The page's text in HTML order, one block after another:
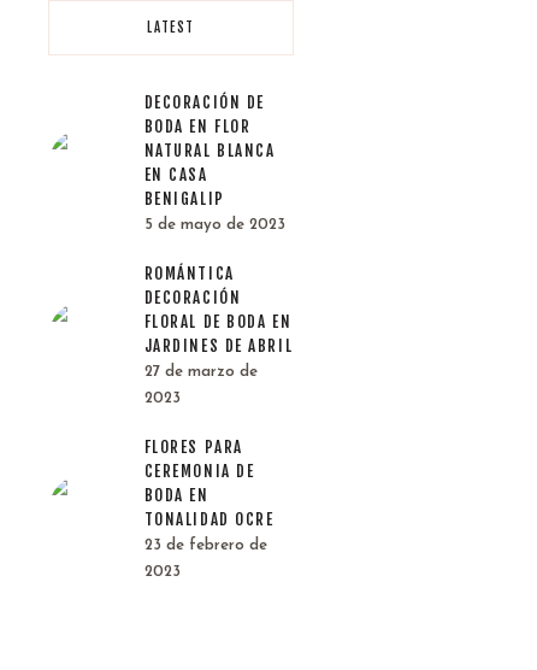
LATEST
DECORACIÓN DE
BODA EN FLOR
NATURAL BLANCA
EN CASA
BENIGALIP
5 de mayo de 2023
ROMÁNTICA
DECORACIÓN
FLORAL DE BODA EN
JARDINES DE ABRIL
27 de marzo de
2023
FLORES PARA
CEREMONIA DE
BODA EN
TONALIDAD OCRE
23 de febrero de
2023